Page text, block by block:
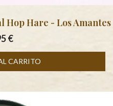
Hop Hare - Los Amantes
€
CARRITO